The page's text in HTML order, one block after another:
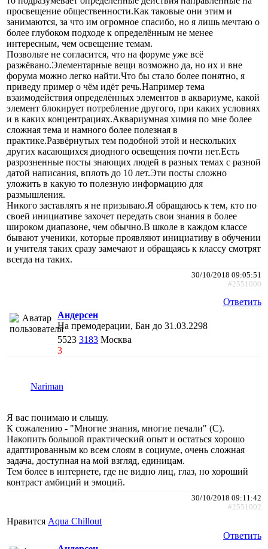
просвещение общественности.Как таковые они этим и
занимаются, за что им огромное спасибо, но я лишь мечтаю о
более глубоком подходе к определённым не менее
интересным, чем освещение темам.
Позвольте не согласится, что на форуме уже всё
разжёвано.Элементарные вещи возможно да, но их и вне
форума можно легко найти.Что бы стало более понятно, я
приведу пример о чём идёт речь.Например тема
взаимодействия определённых элементов в аквариуме, какой
элемент блокирует потребление другого, при каких условиях
и в каких концентрациях.Аквариумная химия по мне более
сложная тема и намного более полезная в
практике.Развёрнутых тем подобной этой и нескольких
других касающихся диодного освещения почти нет.Есть
разрозненные посты знающих людей в разных темах с разной
датой написания, вплоть до 10 лет.Эти посты сложно
уложить в какую то полезную информацию для
размышления.
Никого заставлять я не призываю.Я обращаюсь к тем, кто по
своей инициативе захочет передать свои знания в более
широком диапазоне, чем обычно.В школе в каждом классе
бывают ученики, которые проявляют инициативу в обучении
и учителя таких сразу замечают и обращаясь к классу смотрят
всегда на таких.
30/10/2018 09:05:51
#2551000
Ответить
Андерсен
На премодерации, Бан до 31.03.2298
5523 3183 Москва
3
Nariman
Я вас понимаю и слышу.
К сожалению - "Многие знания, многие печали" (С).
Накопить большой практический опыт и остаться хорошо
адаптированным ко всем слоям в социуме, очень сложная
задача, доступная на мой взгляд, единицам.
Тем более в интернете, где не видно лиц, глаз, но хороший
контраст амбиций и эмоций.
30/10/2018 09:11:42
#2551002
Нравится Aqua Chillout
Ответить